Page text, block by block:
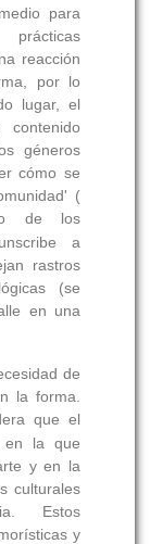
para
reacción
por lo
lugar, el
géneros
cómo se
(
de los
a
rastros
(se
en una
de
la forma.
que el
en la que
y en la
culturales
Estos
y